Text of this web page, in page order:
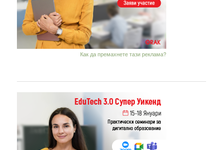
Как да премахнете тази реклама?